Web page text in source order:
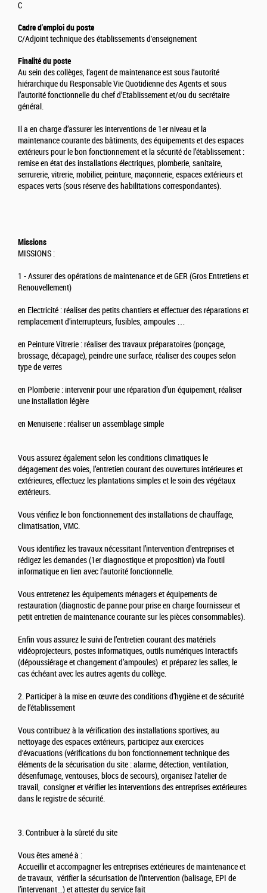
C
Cadre d'emploi du poste
C/Adjoint technique des établissements d'enseignement
Finalité du poste
Au sein des collèges, l’agent de maintenance est sous l’autorité
hiérarchique du Responsable Vie Quotidienne des Agents et sous
l’autorité fonctionnelle du chef d’Etablissement et/ou du secrétaire
général.
Il a en charge d’assurer les interventions de 1er niveau et la
maintenance courante des bâtiments, des équipements et des espaces
extérieurs pour le bon fonctionnement et la sécurité de l’établissement :
remise en état des installations électriques, plomberie, sanitaire,
serrurerie, vitrerie, mobilier, peinture, maçonnerie, espaces extérieurs et
espaces verts (sous réserve des habilitations correspondantes).
Missions
MISSIONS :
1 - Assurer des opérations de maintenance et de GER (Gros Entretiens et
Renouvellement)
en Electricité : réaliser des petits chantiers et effectuer des réparations et
remplacement d’interrupteurs, fusibles, ampoules …
en Peinture Vitrerie : réaliser des travaux préparatoires (ponçage,
brossage, décapage), peindre une surface, réaliser des coupes selon
type de verres
en Plomberie : intervenir pour une réparation d’un équipement, réaliser
une installation légère
en Menuiserie : réaliser un assemblage simple
Vous assurez également selon les conditions climatiques le
dégagement des voies, l’entretien courant des ouvertures intérieures et
extérieures, effectuez les plantations simples et le soin des végétaux
extérieurs.
Vous vérifiez le bon fonctionnement des installations de chauffage,
climatisation, VMC.
Vous identifiez les travaux nécessitant l’intervention d’entreprises et
rédigez les demandes (1er diagnostique et proposition) via l’outil
informatique en lien avec l’autorité fonctionnelle.
Vous entretenez les équipements ménagers et équipements de
restauration (diagnostic de panne pour prise en charge fournisseur et
petit entretien de maintenance courante sur les pièces consommables).
Enfin vous assurez le suivi de l’entretien courant des matériels
vidéoprojecteurs, postes informatiques, outils numériques Interactifs
(dépoussiérage et changement d’ampoules) et préparez les salles, le
cas échéant avec les autres agents du collège.
2. Participer à la mise en œuvre des conditions d’hygiène et de sécurité
de l’établissement
Vous contribuez à la vérification des installations sportives, au
nettoyage des espaces extérieurs, participez aux exercices
d'évacuations (vérifications du bon fonctionnement technique des
éléments de la sécurisation du site : alarme, détection, ventilation,
désenfumage, ventouses, blocs de secours), organisez l'atelier de
travail, consigner et vérifier les interventions des entreprises extérieures
dans le registre de sécurité.
3. Contribuer à la sûreté du site
Vous êtes amené à :
Accueillir et accompagner les entreprises extérieures de maintenance et
de travaux, vérifier la sécurisation de l’intervention (balisage, EPI de
l’intervenant...) et attester du service fait